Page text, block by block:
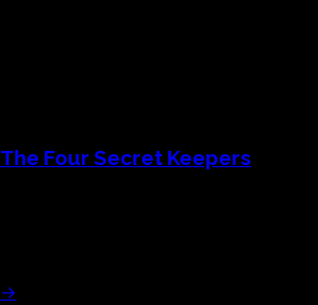
The Four Secret Keepers
→